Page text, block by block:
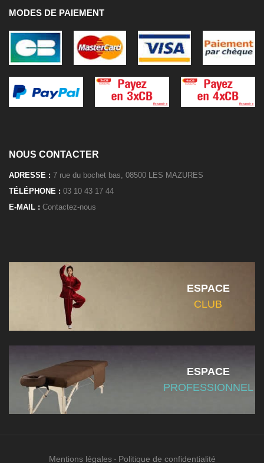
MODES DE PAIEMENT
NOUS CONTACTER
ADRESSE : 7 rue du bochet bas, 08500 LES MAZURES
TÉLÉPHONE : 03 10 43 17 44
E-MAIL : Contactez-nous
ESPACE
CLUB
ESPACE
PROFESSIONNEL
Mentions légales Politique de confidentialité